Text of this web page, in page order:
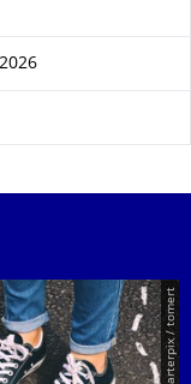
© Smarterpix / tomert